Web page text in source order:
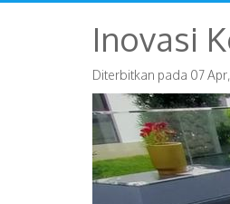
Inovasi
Diterbitkan pada 07